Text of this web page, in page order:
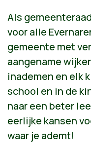
Als
voor alle
gemeente met
aangename
inademen en elk
school en in de
naar een beter
eerlijke kansen
waar je ademt!